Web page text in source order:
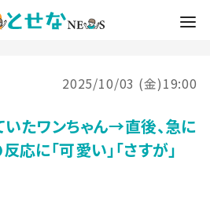
2025/10/03 (金)19:00
たワンちゃん→直後、急に
応に「可愛い」「さすが」